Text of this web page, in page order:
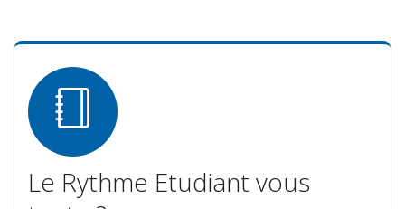
Le Rythme Etudiant vous